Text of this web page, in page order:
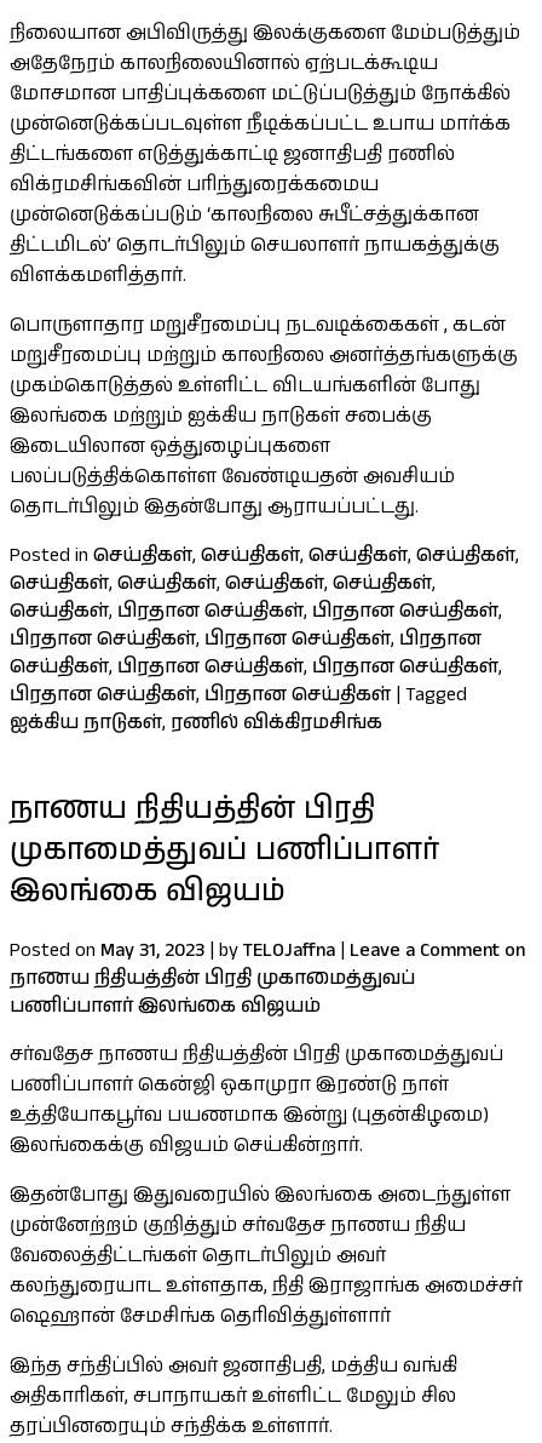
நிலையான அபிவிருத்து இலக்குகளை மேம்படுத்தும்
அதேநேரம் காலநிலையினால் ஏற்படக்கூடிய
மோசமான பாதிப்புக்களை மட்டுப்படுத்தும் நோக்கில்
முன்னெடுக்கப்படவுள்ள நீடிக்கப்பட்ட உபாய மார்க்க
திட்டங்களை எடுத்துக்காட்டி ஜனாதிபதி ரணில்
விக்ரமசிங்கவின் பரிந்துரைக்கமைய
முன்னெடுக்கப்படும் ‘காலநிலை சுபீட்சத்துக்கான
திட்டமிடல்’ தொடர்பிலும் செயலாளர் நாயகத்துக்கு
விளக்கமளித்தார்.
பொருளாதார மறுசீரமைப்பு நடவடிக்கைகள் , கடன்
மறுசீரமைப்பு மற்றும் காலநிலை அனர்த்தங்களுக்கு
முகம்கொடுத்தல் உள்ளிட்ட விடயங்களின் போது
இலங்கை மற்றும் ஐக்கிய நாடுகள் சபைக்கு
இடையிலான ஒத்துழைப்புகளை
பலப்படுத்திக்கொள்ள வேண்டியதன் அவசியம்
தொடர்பிலும் இதன்போது ஆராயப்பட்டது.
Posted in செய்திகள், செய்திகள், செய்திகள், செய்திகள்,
செய்திகள், செய்திகள், செய்திகள், செய்திகள்,
செய்திகள், பிரதான செய்திகள், பிரதான செய்திகள்,
பிரதான செய்திகள், பிரதான செய்திகள், பிரதான
செய்திகள், பிரதான செய்திகள், பிரதான செய்திகள்,
பிரதான செய்திகள், பிரதான செய்திகள் | Tagged
ஐக்கிய நாடுகள், ரணில் விக்கிரமசிங்க
நாணய நிதியத்தின் பிரதி
முகாமைத்துவப் பணிப்பாளர்
இலங்கை விஜயம்
Posted on May 31, 2023 | byTELOJaffna | Leave a Comment on
நாணய நிதியத்தின் பிரதி முகாமைத்துவப்
பணிப்பாளர் இலங்கை விஜயம்
சர்வதேச நாணய நிதியத்தின் பிரதி முகாமைத்துவப்
பணிப்பாளர் கென்ஜி ஒகாமுரா இரண்டு நாள்
உத்தியோகபூர்வ பயணமாக இன்று (புதன்கிழமை)
இலங்கைக்கு விஜயம் செய்கின்றார்.
இதன்போது இதுவரையில் இலங்கை அடைந்துள்ள
முன்னேற்றம் குறித்தும் சர்வதேச நாணய நிதிய
வேலைத்திட்டங்கள் தொடர்பிலும் அவர்
கலந்துரையாட உள்ளதாக, நிதி இராஜாங்க அமைச்சர்
ஷெஹான் சேமசிங்க தெரிவித்துள்ளார்
இந்த சந்திப்பில் அவர் ஜனாதிபதி, மத்திய வங்கி
அதிகாரிகள், சபாநாயகர் உள்ளிட்ட மேலும் சில
தரப்பினரையும் சந்திக்க உள்ளார்.